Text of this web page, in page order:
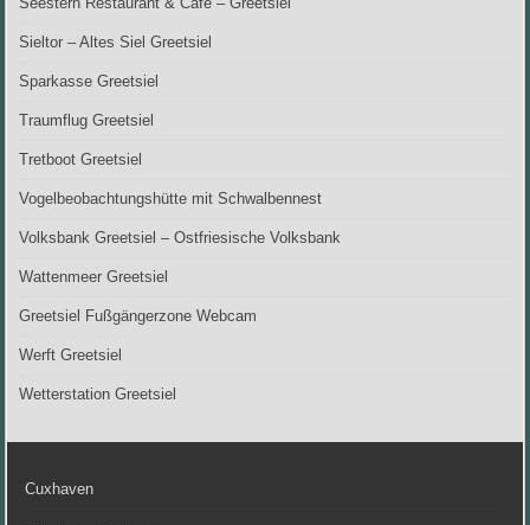
Sieltor – Altes Siel Greetsiel
Sparkasse Greetsiel
Traumflug Greetsiel
Tretboot Greetsiel
Vogelbeobachtungshütte mit Schwalbennest
Volksbank Greetsiel – Ostfriesische Volksbank
Wattenmeer Greetsiel
Greetsiel Fußgängerzone Webcam
Werft Greetsiel
Wetterstation Greetsiel
Cuxhaven